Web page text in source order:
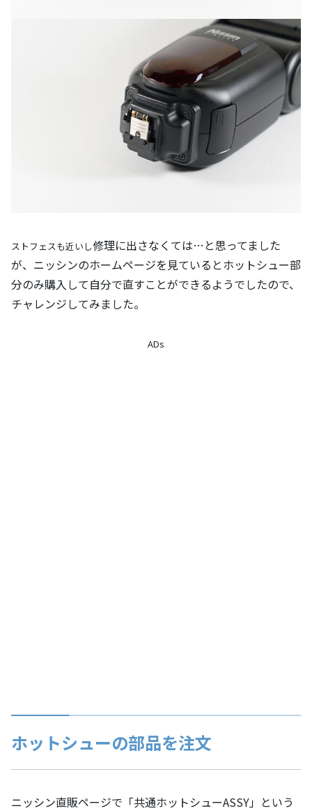
ストフェスも近いし修理に出さなくては…と思ってました
が、ニッシンのホームページを見ているとホットシュー部
分のみ購入して自分で直すことができるようでしたので、
チャレンジしてみました。
ADs
ホットシューの部品を注文
ニッシン直販ページで「共通ホットシューASSY」という